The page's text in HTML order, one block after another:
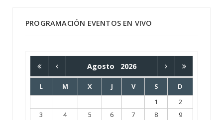
PROGRAMACIÓN EVENTOS EN VIVO
Agosto 2026
L M X J V S
D
1
2
3
4 5 6 7 8
9